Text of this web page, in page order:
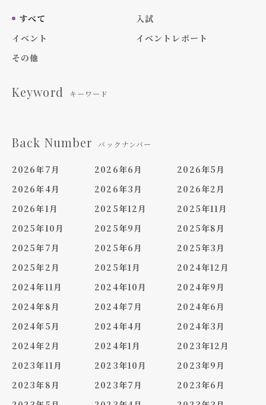
すべて
入試
イベント
イベントレポート
その他
Keyword キーワード
Back Number バックナンバー
2026年7月 2026年6月
2026年5月
2026年4月
2026年3月
2026年2月
2026年1月
2025年12月
2025年11月
2025年10月
2025年9月
2025年8月
2025年7月
2025年6月
2025年3月
2025年2月
2025年1月
2024年12月
2024年11月
2024年10月
2024年9月
2024年8月
2024年7月
2024年6月
2024年5月
2024年4月
2024年3月
2024年2月
2024年1月
2023年12月
2023年11月
2023年10月
2023年9月
2023年8月
2023年7月
2023年6月